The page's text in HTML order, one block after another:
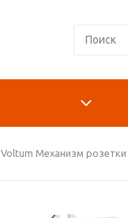
Voltum Механизм